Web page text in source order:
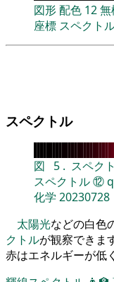
図形配色 12無
座標 スペクト
スペクトル
図 5 . スペク
スペクトル⑫
化学 20230728
太陽光などの白色
クトルが観察できま
赤はエネルギーが低